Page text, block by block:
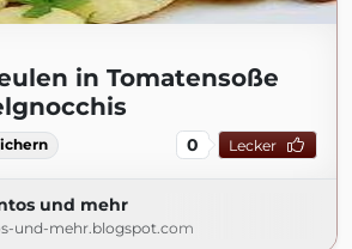
in Tomatensoße
0 Lecker
und mehr
und-mehr.blogspot.com